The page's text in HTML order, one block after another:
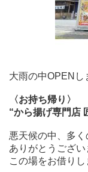
大雨の中OPEN
〈お持ち帰り〉
“から揚げ専門店
悪天候の中、多
ありがとうござい
この場をお借りし